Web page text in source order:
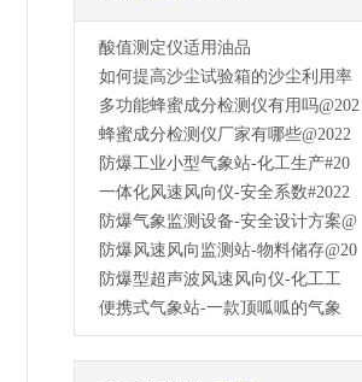
酸值测定仪适用油品
如何提高沙尘试验箱的沙尘利用率
多功能蜂蜜成分检测仪有用吗@202
蜂蜜成分检测仪厂家有哪些@2022
防爆工业小型气象站-化工生产#20
一体化风速风向仪-安全系数#2022
防爆气象监测设备-安全设计方案@
防爆风速风向监测站-物料储存@20
防爆型超声波风速风向仪-化工工
便携式气象站-一款顶呱呱的气象